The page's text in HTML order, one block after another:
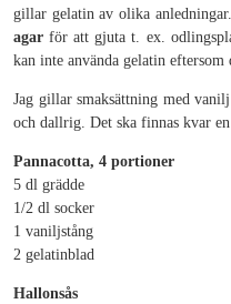
gillar gelatin av olika
agar för att gjuta t. ex.
kan inte använda gelatin eftersom
Jag gillar smaksättning med
och dallrig. Det ska finnas kvar en
Pannacotta, 4 portioner
5 dl grädde
1/2 dl socker
1 vaniljstång
2 gelatinblad
Hallonsås